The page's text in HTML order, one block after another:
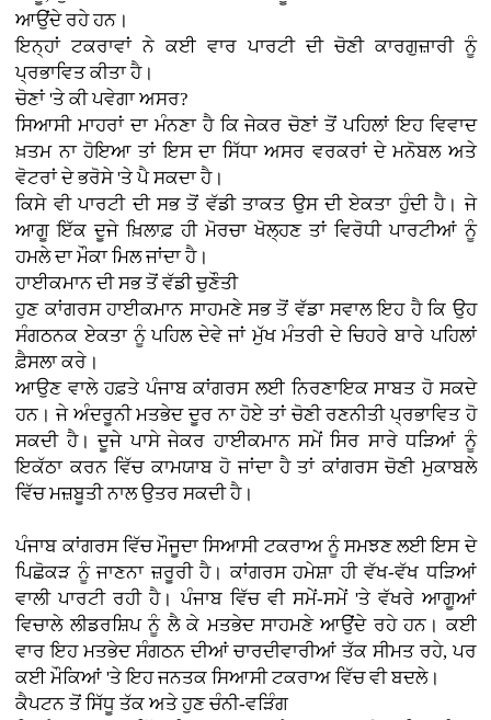
ਆਉਂਦੇ ਰਹੇ ਹਨ।
ਇਨ੍ਹਾਂ ਟਕਰਾਵਾਂ ਨੇ ਕਈ ਵਾਰ ਪਾਰਟੀ ਦੀ ਚੋਣੀ ਕਾਰਗੁਜ਼ਾਰੀ ਨੂੰ
ਪ੍ਰਭਾਵਿਤ ਕੀਤਾ ਹੈ।
ਚੋਣਾਂ 'ਤੇ ਕੀ ਪਵੇਗਾ ਅਸਰ?
ਸਿਆਸੀ ਮਾਹਰਾਂ ਦਾ ਮੰਨਣਾ ਹੈ ਕਿ ਜੇਕਰ ਚੋਣਾਂ ਤੋਂ ਪਹਿਲਾਂ ਇਹ ਵਿਵਾਦ
ਖ਼ਤਮ ਨਾ ਹੋਇਆ ਤਾਂ ਇਸ ਦਾ ਸਿੱਧਾ ਅਸਰ ਵਰਕਰਾਂ ਦੇ ਮਨੋਬਲ ਅਤੇ
ਵੋਟਰਾਂ ਦੇ ਭਰੋਸੇ 'ਤੇ ਪੈ ਸਕਦਾ ਹੈ।
ਕਿਸੇ ਵੀ ਪਾਰਟੀ ਦੀ ਸਭ ਤੋਂ ਵੱਡੀ ਤਾਕਤ ਉਸ ਦੀ ਏਕਤਾ ਹੁੰਦੀ ਹੈ। ਜੇ
ਆਗੂ ਇੱਕ ਦੂਜੇ ਖ਼ਿਲਾਫ਼ ਹੀ ਮੋਰਚਾ ਖੋਲ੍ਹਣ ਤਾਂ ਵਿਰੋਧੀ ਪਾਰਟੀਆਂ ਨੂੰ
ਹਮਲੇ ਦਾ ਮੌਕਾ ਮਿਲ ਜਾਂਦਾ ਹੈ।
ਹਾਈਕਮਾਨ ਦੀ ਸਭ ਤੋਂ ਵੱਡੀ ਚੁਣੌਤੀ
ਹੁਣ ਕਾਂਗਰਸ ਹਾਈਕਮਾਨ ਸਾਹਮਣੇ ਸਭ ਤੋਂ ਵੱਡਾ ਸਵਾਲ ਇਹ ਹੈ ਕਿ ਉਹ
ਸੰਗਠਨਕ ਏਕਤਾ ਨੂੰ ਪਹਿਲ ਦੇਵੇ ਜਾਂ ਮੁੱਖ ਮੰਤਰੀ ਦੇ ਚਿਹਰੇ ਬਾਰੇ ਪਹਿਲਾਂ
ਫ਼ੈਸਲਾ ਕਰੇ।
ਆਉਣ ਵਾਲੇ ਹਫ਼ਤੇ ਪੰਜਾਬ ਕਾਂਗਰਸ ਲਈ ਨਿਰਣਾਇਕ ਸਾਬਤ ਹੋ ਸਕਦੇ
ਹਨ। ਜੇ ਅੰਦਰੂਨੀ ਮਤਭੇਦ ਦੂਰ ਨਾ ਹੋਏ ਤਾਂ ਚੋਣੀ ਰਣਨੀਤੀ ਪ੍ਰਭਾਵਿਤ ਹੋ
ਸਕਦੀ ਹੈ। ਦੂਜੇ ਪਾਸੇ ਜੇਕਰ ਹਾਈਕਮਾਨ ਸਮੇਂ ਸਿਰ ਸਾਰੇ ਧੜਿਆਂ ਨੂੰ
ਇਕੱਠਾ ਕਰਨ ਵਿੱਚ ਕਾਮਯਾਬ ਹੋ ਜਾਂਦਾ ਹੈ ਤਾਂ ਕਾਂਗਰਸ ਚੋਣੀ ਮੁਕਾਬਲੇ
ਵਿੱਚ ਮਜ਼ਬੂਤੀ ਨਾਲ ਉਤਰ ਸਕਦੀ ਹੈ।
ਪੰਜਾਬ ਕਾਂਗਰਸ ਵਿੱਚ ਮੌਜੂਦਾ ਸਿਆਸੀ ਟਕਰਾਅ ਨੂੰ ਸਮਝਣ ਲਈ ਇਸ ਦੇ
ਪਿਛੋਕੜ ਨੂੰ ਜਾਣਨਾ ਜ਼ਰੂਰੀ ਹੈ। ਕਾਂਗਰਸ ਹਮੇਸ਼ਾ ਹੀ ਵੱਖ-ਵੱਖ ਧੜਿਆਂ
ਵਾਲੀ ਪਾਰਟੀ ਰਹੀ ਹੈ। ਪੰਜਾਬ ਵਿੱਚ ਵੀ ਸਮੇਂ-ਸਮੇਂ 'ਤੇ ਵੱਖਰੇ ਆਗੂਆਂ
ਵਿਚਾਲੇ ਲੀਡਰਸ਼ਿਪ ਨੂੰ ਲੈ ਕੇ ਮਤਭੇਦ ਸਾਹਮਣੇ ਆਉਂਦੇ ਰਹੇ ਹਨ। ਕਈ
ਵਾਰ ਇਹ ਮਤਭੇਦ ਸੰਗਠਨ ਦੀਆਂ ਚਾਰਦੀਵਾਰੀਆਂ ਤੱਕ ਸੀਮਤ ਰਹੇ, ਪਰ
ਕਈ ਮੌਕਿਆਂ 'ਤੇ ਇਹ ਜਨਤਕ ਸਿਆਸੀ ਟਕਰਾਅ ਵਿੱਚ ਵੀ ਬਦਲੇ।
ਕੈਪਟਨ ਤੋਂ ਸਿੱਧੂ ਤੱਕ ਅਤੇ ਹੁਣ ਚੰਨੀ-ਵੜਿੰਗ